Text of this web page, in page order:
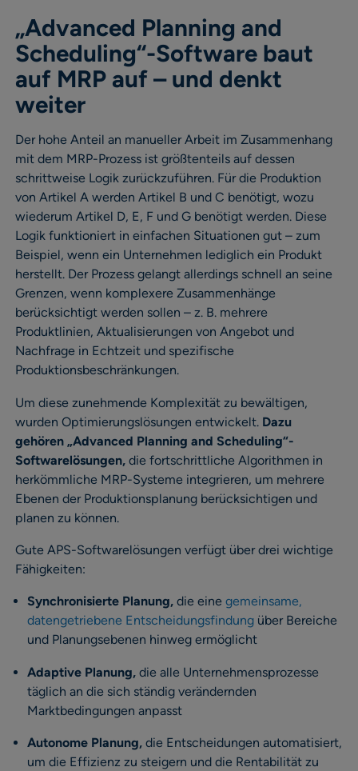
„Advanced Planning and
Scheduling“-Software baut
auf MRP auf – und denkt
weiter
Der hohe Anteil an manueller Arbeit im Zusammenhang
mit dem MRP-Prozess ist größtenteils auf dessen
schrittweise Logik zurückzuführen. Für die Produktion
von Artikel A werden Artikel B und C benötigt, wozu
wiederum Artikel D, E, F und G benötigt werden. Diese
Logik funktioniert in einfachen Situationen gut – zum
Beispiel, wenn ein Unternehmen lediglich ein Produkt
herstellt. Der Prozess gelangt allerdings schnell an seine
Grenzen, wenn komplexere Zusammenhänge
berücksichtigt werden sollen – z. B. mehrere
Produktlinien, Aktualisierungen von Angebot und
Nachfrage in Echtzeit und spezifische
Produktionsbeschränkungen.
Um diese zunehmende Komplexität zu bewältigen,
wurden Optimierungslösungen entwickelt. Dazu
gehören „Advanced Planning and Scheduling“-
Softwarelösungen, die fortschrittliche Algorithmen in
herkömmliche MRP-Systeme integrieren, um mehrere
Ebenen der Produktionsplanung berücksichtigen und
planen zu können.
Gute APS-Softwarelösungen verfügt über drei wichtige
Fähigkeiten:
Synchronisierte Planung, die eine gemeinsame,
datengetriebene Entscheidungsfindung über Bereiche
und Planungsebenen hinweg ermöglicht
Adaptive Planung, die alle Unternehmensprozesse
täglich an die sich ständig verändernden
Marktbedingungen anpasst
Autonome Planung, die Entscheidungen automatisiert,
um die Effizienz zu steigern und die Rentabilität zu